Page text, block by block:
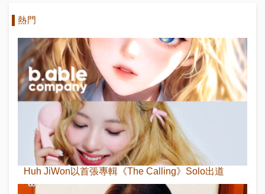
熱門
Huh JiWon以首張專輯《The Calling》Solo出道